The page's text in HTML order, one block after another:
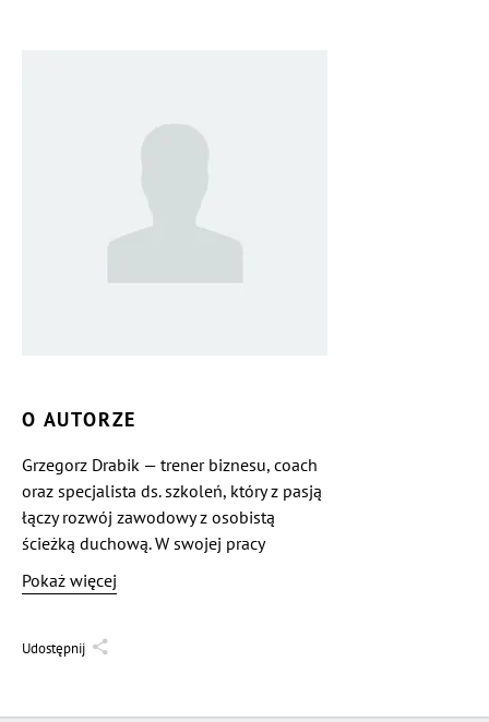
O AUTORZE
Grzegorz Drabik — trener biznesu, coach
oraz specjalista ds. szkoleń, który z pasją
łączy rozwój zawodowy z osobistą
ścieżką duchową. W swojej pracy
Grzegorz wykorzystuje nowoczesne
narzędzia coachingowe oraz podejście
do odnajdywania równowagi między
Pokaż więcej
Udostępnij